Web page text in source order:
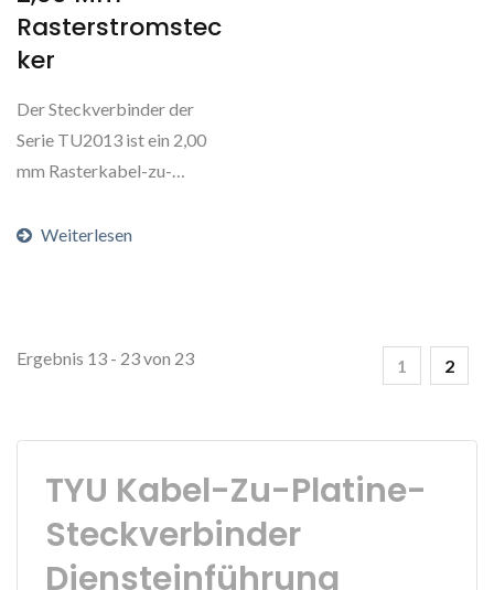
Rasterstromstec
Ker
Der Steckverbinder der
Serie TU2013 ist ein 2,00
mm Rasterkabel-zu-
Weiterlesen
Ergebnis 13 - 23 von 23 1 2
TYU Kabel-Zu-Platine-
Steckverbinder
Diensteinführung